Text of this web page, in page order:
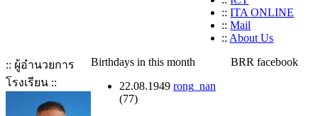
:: ITA ONLINE
:: Mail
:: About Us
:: ผู้อำนวยการ
โรงเรียน ::
Birthdays in this month
22.08.1949 rong_nan
(77)
BRR facebook